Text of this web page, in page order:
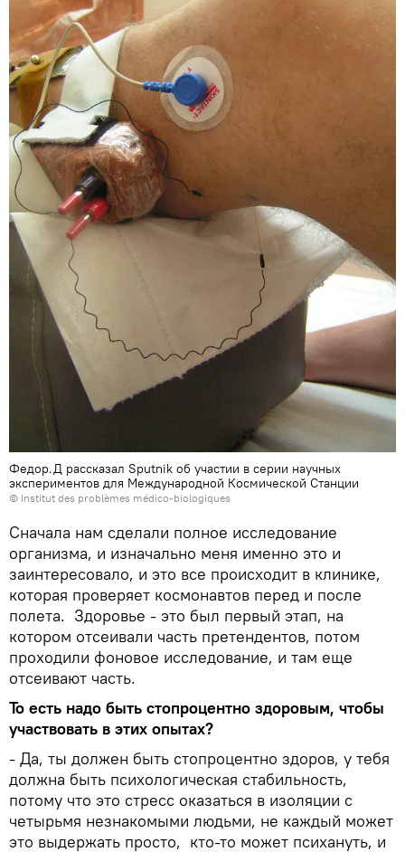
Федор.Д рассказал Sputnik об участии в серии научных
экспериментов для Международной Космической Станции
© Institut des problèmes médico-biologiques
Сначала нам сделали полное исследование
организма, и изначально меня именно это и
заинтересовало, и это все происходит в клинике,
которая проверяет космонавтов перед и после
полета. Здоровье - это был первый этап, на
котором отсеивали часть претендентов, потом
проходили фоновое исследование, и там еще
отсеивают часть.
То есть надо быть стопроцентно здоровым, чтобы
участвовать в этих опытах?
- Да, ты должен быть стопроцентно здоров, у тебя
должна быть психологическая стабильность,
потому что это стресс оказаться в изоляции с
четырьмя незнакомыми людьми, не каждый может
это выдержать просто, кто-то может психануть, и